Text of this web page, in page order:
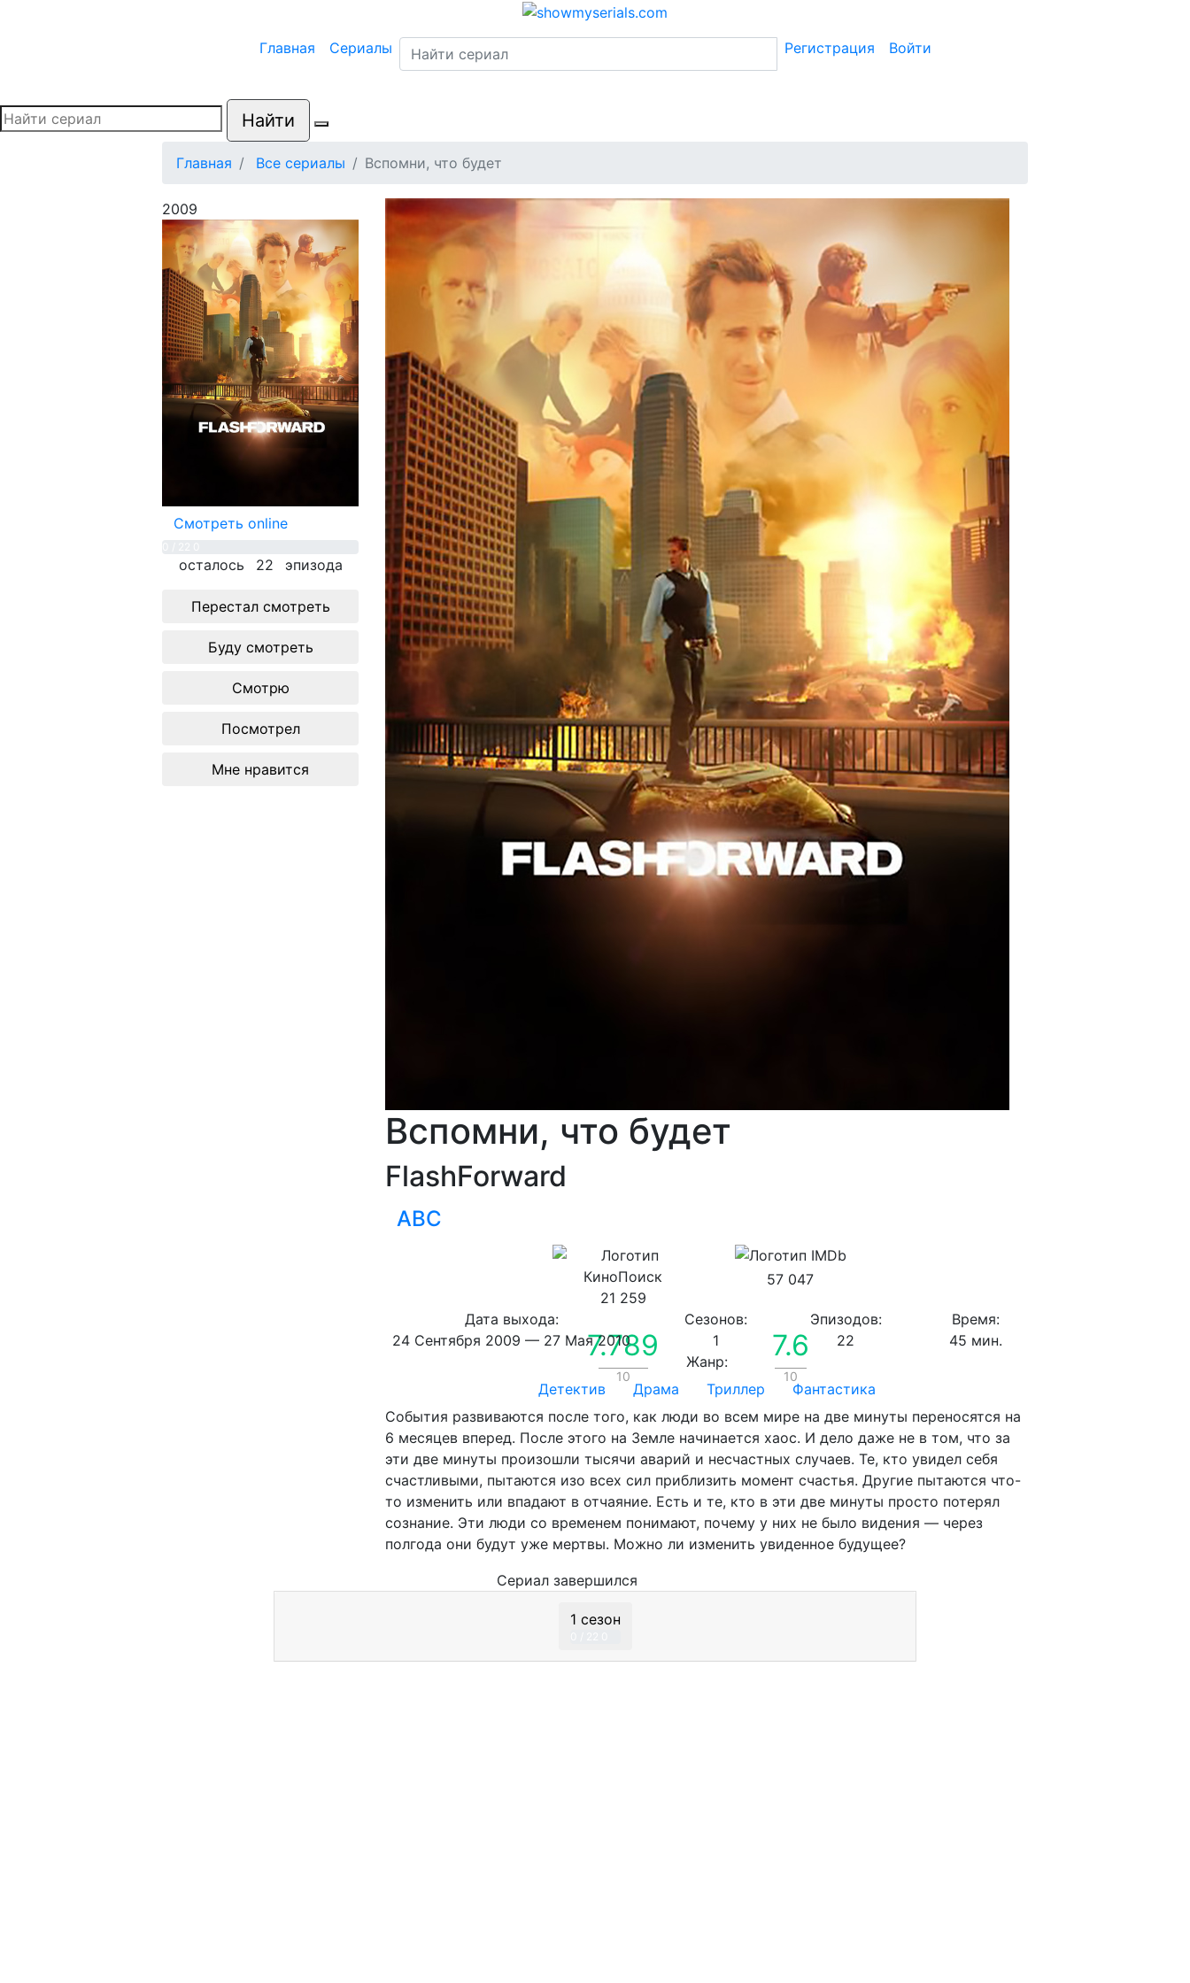
Главная Сериалы Регистрация Войти
Найти
Главная Все сериалы Вспомни, что будет
2009
Смотреть online
осталось 22 эпизода
Перестал смотреть
Буду смотреть
Смотрю
Посмотрел
Мне нравится
Вспомни, что будет
FlashForward
ABC
7.789
10
21 259
7.6
10
57 047
Дата выхода:
24 Сентября 2009 — 27 Мая 2010
Сезонов:
1
Эпизодов:
22
Время:
45 мин.
Жанр:
Детектив
Драма Триллер
Фантастика
Cобытия развиваются после того, как люди во всем мире на две минуты переносятся на
6 месяцев вперед. После этого на Земле начинается хаос. И дело даже не в том, что за
эти две минуты произошли тысячи аварий и несчастных случаев. Те, кто увидел себя
счастливыми, пытаются изо всех сил приблизить момент счастья. Другие пытаются что-
то изменить или впадают в отчаяние. Есть и те, кто в эти две минуты просто потерял
сознание. Эти люди со временем понимают, почему у них не было видения — через
полгода они будут уже мертвы. Можно ли изменить увиденное будущее?
Сериал завершился
1 сезон